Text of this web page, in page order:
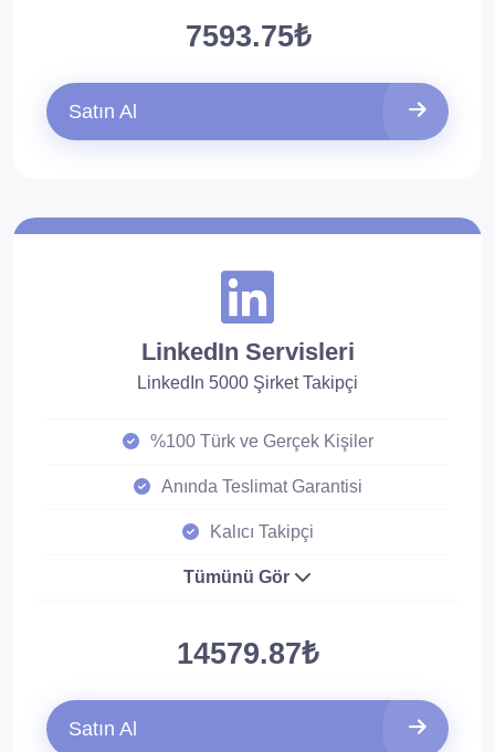
7593.75₺
Satın Al
LinkedIn Servisleri
LinkedIn 5000 Şirket Takipçi
%100 Türk ve Gerçek Kişiler
Anında Teslimat Garantisi
Kalıcı Takipçi
Tümünü Gör
14579.87₺
Satın Al